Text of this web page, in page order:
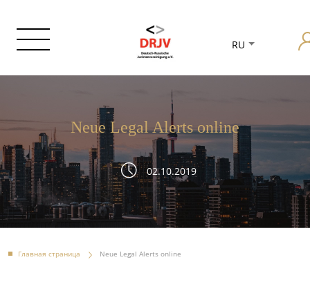
RU
Neue Legal Alerts online
02.10.2019
Главная страница Neue Legal Alerts online